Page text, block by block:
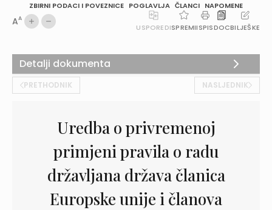
ZBIRNI PODACI I POVEZNICE POGLAVLJA ČLANCI NAPOMENE
AA
USPOREDISPREMIISPISDOCBILJEŠKE
PRETHODNIK NASLJEDNIK
Uredba o privremenoj
primjeni pravila o radu
državljana država članica
Europske unije i članova
Detalji dokumenta